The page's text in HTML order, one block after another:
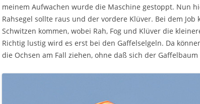
meinem Aufwachen wurde die Maschine gestoppt. Nun
Rahsegel sollte raus und der vordere Klüver. Bei dem
Schwitzen kommen, wobei Rah, Fog und Klüver die
Richtig lustig wird es erst bei den Gaffelselgeln. Da
die Ochsen am Fall ziehen, ohne daß sich der